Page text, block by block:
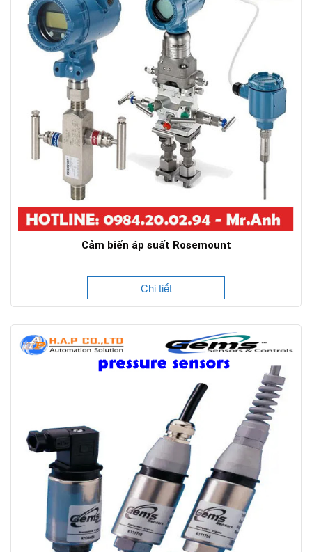
Cảm biến áp suất Rosemount
Chi tiết